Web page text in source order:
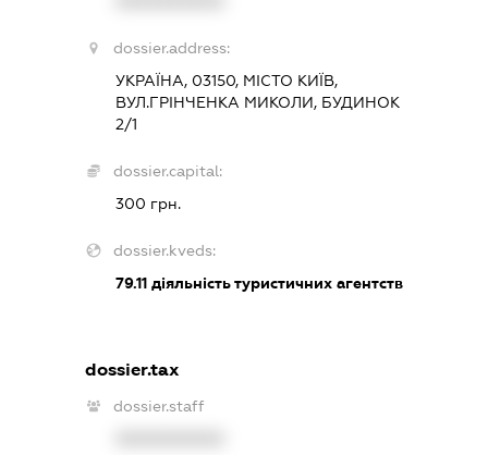
dossier.address:
УКРАЇНА, 03150, МІСТО КИЇВ,
ВУЛ.ГРІНЧЕНКА МИКОЛИ, БУДИНОК
2/1
dossier.capital:
300 грн.
dossier.kveds:
79.11діяльність туристичних агентств
dossier.tax
dossier.staff